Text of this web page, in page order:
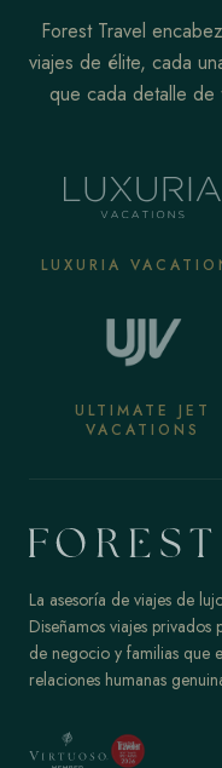
Forest Travel
viajes de élite, cada
que cada detalle de
LUXURIA
ULTIMATE JET
VACATIONS
La asesoría de viajes de
Diseñamos viajes
de negocio y familias que
relaciones humanas